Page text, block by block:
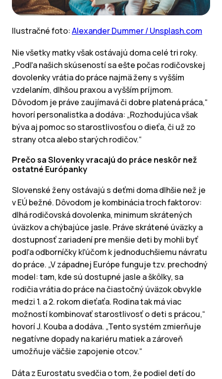
Ilustračné foto:Alexander Dummer / Unsplash.com
Nie všetky matky však ostávajú doma celé tri roky.
„Podľa našich skúseností sa ešte počas rodičovskej
dovolenky vrátia do práce najmä ženy s vyšším
vzdelaním, dlhšou praxou a vyšším príjmom.
Dôvodom je práve zaujímavá či dobre platená práca,“
hovorí personalistka a dodáva: „Rozhodujúca však
býva aj pomoc so starostlivosťou o dieťa, či už zo
strany otca alebo starých rodičov.“
Prečo sa Slovenky vracajú do práce neskôr než
ostatné Európanky
Slovenské ženy ostávajú s deťmi doma dlhšie než je
v EÚ bežné. Dôvodom je kombinácia troch faktorov:
dlhá rodičovská dovolenka, minimum skrátených
úväzkov a chýbajúce jasle. Práve skrátené úväzky a
dostupnosť zariadení pre menšie deti by mohli byť
podľa odborníčky kľúčom k jednoduchšiemu návratu
do práce. „V západnej Európe funguje tzv. prechodný
model: tam, kde sú dostupné jasle a škôlky, sa
rodičia vrátia do práce na čiastočný úväzok obvykle
medzi 1. a 2. rokom dieťaťa. Rodina tak má viac
možností kombinovať starostlivosť o deti s prácou,“
hovorí J. Kouba a dodáva. „Tento systém zmierňuje
negatívne dopady na kariéru matiek a zároveň
umožňuje väčšie zapojenie otcov.“
Dáta z Eurostatu svedčia o tom, že podiel detí do